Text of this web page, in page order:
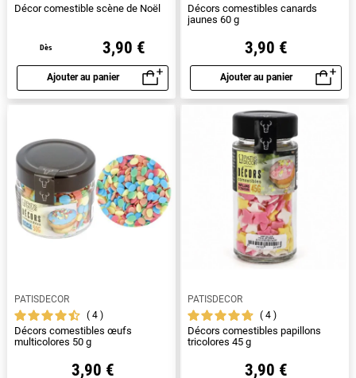
Décor comestible scène de Noël
Dès 3,90 €
Ajouter au panier
Aperçu rapide
Décors comestibles canards
jaunes 60 g
3,90 €
Ajouter au panier
Aperçu rapide
PATISDECOR
4
Décors comestibles œufs
multicolores 50 g
3,90 €
PATISDECOR
4
Décors comestibles papillons
tricolores 45 g
3,90 €